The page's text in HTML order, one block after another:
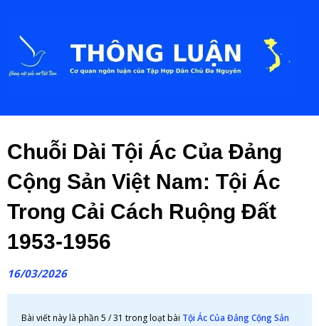
Chuỗi Dài Tội Ác Của Đảng
Cộng Sản Việt Nam: Tội Ác
Trong Cải Cách Ruộng Đất
1953-1956
16/03/2026
Bài viết này là phần 5 / 31 trong loạt bài Tội Ác Của Đảng Cộng Sản